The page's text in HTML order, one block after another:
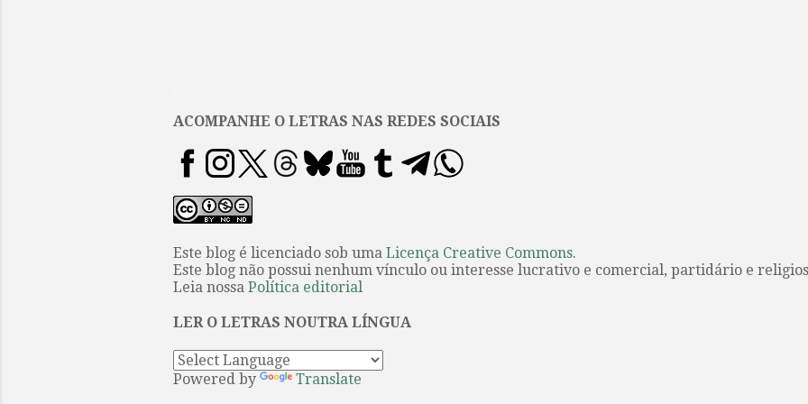
ACOMPANHE O LETRAS NAS REDES SOCIAIS
Este blog é licenciado sob uma Licença Creative Commons.
Este blog não possui nenhum vínculo ou interesse lucrativo e comercial, partidário e
Leia nossa Política editorial
LER O LETRAS NOUTRA LÍNGUA
Powered by Translate